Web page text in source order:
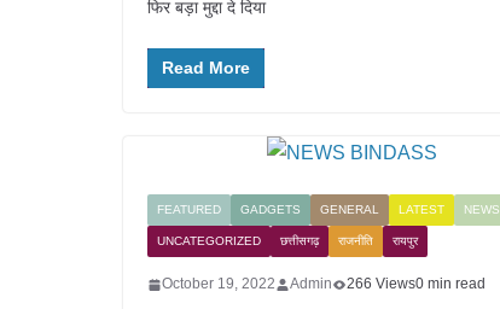
फिर बड़ा मुद्दा दे दिया
Read More
FEATURED GADGETS GENERAL LATEST NEWS
UNCATEGORIZED छत्तीसगढ़ राजनीति रायपुर
October 19, 2022 Admin 266 Views0 min read